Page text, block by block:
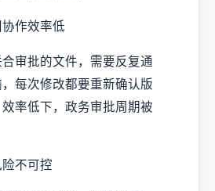
作效率低
审批的文件，需要反复通
每次修改都要重新确认版
率低下，政务审批周期被
不可控